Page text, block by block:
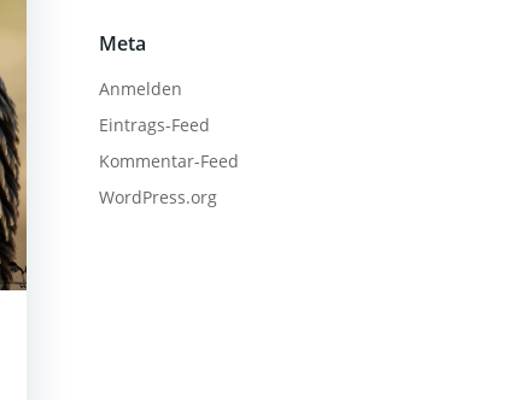
Meta
Anmelden
Eintrags-Feed
Kommentar-Feed
WordPress.org